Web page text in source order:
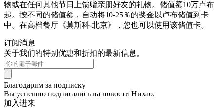
物或在任何其他节日上馈赠亲朋好友的礼物。储值额10万卢布
起。按不同的储值额，自动将10-25％的奖金以卢布储值到卡
中。在高档餐厅《莫斯科-北京》，您也可以使用该储值卡。
订阅消息
关于我们的特别优惠和折扣的最新信息。
Благодарим за подписку
Вы успешно подписались на новости Нихао.
加入进来